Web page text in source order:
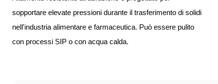
sopportare elevate pressioni durante il trasferimento di solidi
nell'industria alimentare e farmaceutica. Può essere pulito
con processi SIP o con acqua calda.